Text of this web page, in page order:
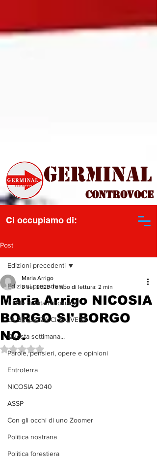
Controvoce
Ci occupiamo di:
Germinal
Post
Edizioni precedenti
Pillole di Vita Nicosiana
LA BELLEZZA CI SALVERA'
Questa settimana...
Parole, pensieri, opere e opinioni
Entroterra
NICOSIA 2040
ASSP
Con gli occhi di uno Zoomer
Politica nostrana
Politica forestiera
Edizioni precedenti
Maria Arrigo NICOSIA
BORGO SI' BORGO
NO.
Maria Arrigo
3 set 2023 Tempo di lettura: 2 min
Valutazione NaN stelle su 5.